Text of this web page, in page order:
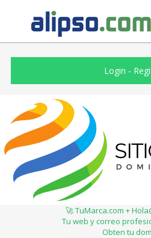
Login -
🚀 TuMarca.com +
Tu web y correo
Obten tu